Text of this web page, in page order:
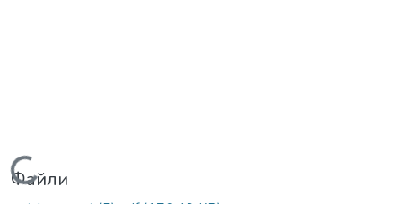
Вантажиться...
Файли